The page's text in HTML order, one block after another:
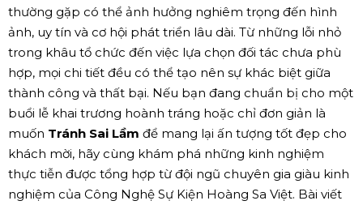
thường gặp có thể ảnh hưởng nghiêm trọng đến hình
ảnh, uy tín và cơ hội phát triển lâu dài. Từ những lỗi nhỏ
trong khâu tổ chức đến việc lựa chọn đối tác chưa phù
hợp, mọi chi tiết đều có thể tạo nên sự khác biệt giữa
thành công và thất bại. Nếu bạn đang chuẩn bị cho một
buổi lễ khai trương hoành tráng hoặc chỉ đơn giản là
muốn Tránh Sai Lầm để mang lại ấn tượng tốt đẹp cho
khách mời, hãy cùng khám phá những kinh nghiệm
thực tiễn được tổng hợp từ đội ngũ chuyên gia giàu kinh
nghiệm của Công Nghệ Sự Kiện Hoàng Sa Việt. Bài viết